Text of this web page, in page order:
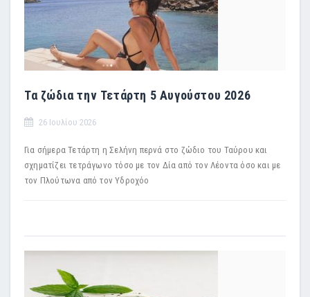
Τα ζώδια την Τετάρτη 5 Αυγούστου 2026
26 Ιουλίου 2026
Για σήμερα Τετάρτη η Σελήνη περνά στο ζώδιο του Ταύρου και
σχηματίζει τετράγωνο τόσο με τον Δία από τον Λέοντα όσο και με
τον Πλούτωνα από τον Υδροχόο